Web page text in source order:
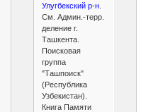
Улугбекский р-н.
См. Админ.-терр.
деление г.
Ташкента.
Поисковая
группа
"Ташпоиск"
(Республика
Узбекистан).
Книга Памяти